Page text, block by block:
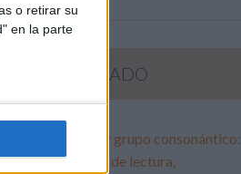
o retirar su
en la parte
LO MÁS VISITADO
Primer grupo consonántico:
Fichas de lectura,